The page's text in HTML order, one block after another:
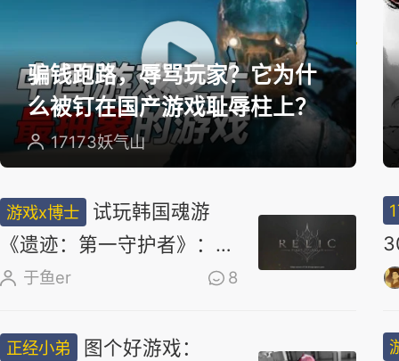
骗钱跑路，辱骂玩家？它为什
么被钉在国产游戏耻辱柱上？
17173妖气山
游戏x博士
试玩韩国魂游
《遗迹：第一守护者》：求
求了，别再做类魂了
于鱼er 8
正经小弟
图个好游戏：